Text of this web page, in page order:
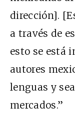
dirección].
a través de
esto se está
autores
lenguas y
mercados.”